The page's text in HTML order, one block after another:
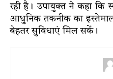
रही है। उपायुक्त ने कहा कि
आधुनिक तकनीक का
बेहतर सुविधाएं मिल सकें।